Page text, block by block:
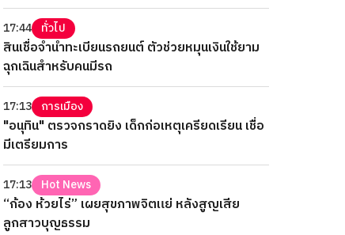
17:44 ทั่วไป
สินเชื่อจำนำทะเบียนรถยนต์ ตัวช่วยหมุนเงินใช้ยาม
ฉุกเฉินสำหรับคนมีรถ
17:13 การเมือง
"อนุทิน" ตรวจกราดยิง เด็กก่อเหตุเครียดเรียน เชื่อ
มีเตรียมการ
17:13 Hot News
“ก้อง ห้วยไร่” เผยสุขภาพจิตแย่ หลังสูญเสีย
ลูกสาวบุญธรรม